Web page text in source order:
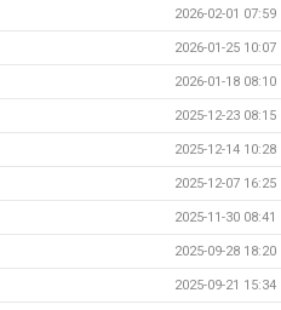
2026-02-01 07:59
2026-01-25 10:07
2026-01-18 08:10
2025-12-23 08:15
2025-12-14 10:28
2025-12-07 16:25
2025-11-30 08:41
2025-09-28 18:20
2025-09-21 15:34